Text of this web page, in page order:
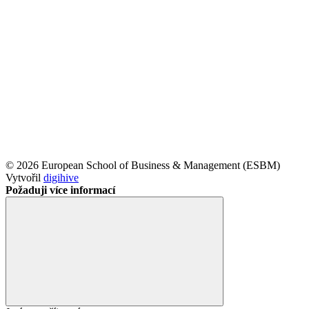
© 2026 European School of Business & Management (ESBM)
Vytvořil digihive
Požaduji více informací